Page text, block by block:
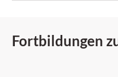
Fortbildungen